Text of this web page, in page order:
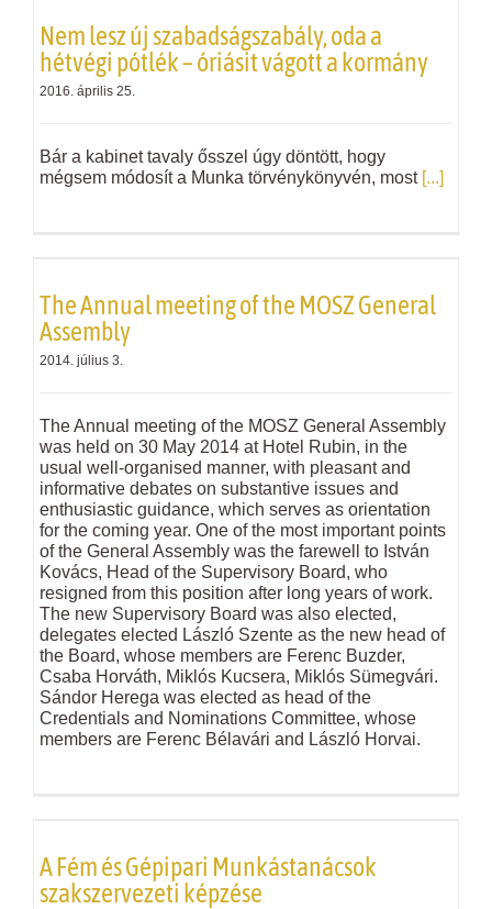
Nem lesz új szabadságszabály, oda a
hétvégi pótlék – óriásit vágott a kormány
2016. április 25.
Bár a kabinet tavaly ősszel úgy döntött, hogy
mégsem módosít a Munka törvénykönyvén, most [...]
The Annual meeting of the MOSZ General
Assembly
2014. július 3.
The Annual meeting of the MOSZ General Assembly
was held on 30 May 2014 at Hotel Rubin, in the
usual well-organised manner, with pleasant and
informative debates on substantive issues and
enthusiastic guidance, which serves as orientation
for the coming year. One of the most important points
of the General Assembly was the farewell to István
Kovács, Head of the Supervisory Board, who
resigned from this position after long years of work.
The new Supervisory Board was also elected,
delegates elected László Szente as the new head of
the Board, whose members are Ferenc Buzder,
Csaba Horváth, Miklós Kucsera, Miklós Sümegvári.
Sándor Herega was elected as head of the
Credentials and Nominations Committee, whose
members are Ferenc Bélavári and László Horvai.
A Fém és Gépipari Munkástanácsok
szakszervezeti képzése